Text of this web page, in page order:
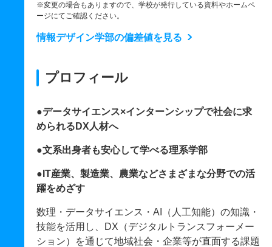
※変更の場合もありますので、学校が発行している資料やホームペ
ージにてご確認ください。
情報デザイン学部の偏差値を見る
プロフィール
●データサイエンス×インターンシップで社会に求
められるDX人材へ
●文系出身者も安心して学べる理系学部
●IT産業、製造業、農業などさまざまな分野での活
躍をめざす
数理・データサイエンス・AI（人工知能）の知識・
技能を活用し、DX（デジタルトランスフォーメー
ション）を通じて地域社会・企業等が直面する課題